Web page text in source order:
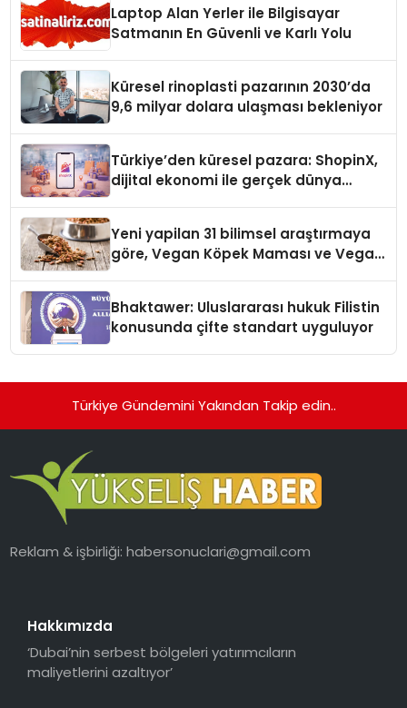
Laptop Alan Yerler ile Bilgisayar
Satmanın En Güvenli ve Karlı Yolu
Küresel rinoplasti pazarının 2030’da
9,6 milyar dolara ulaşması bekleniyor
Türkiye’den küresel pazara: ShopinX,
dijital ekonomi ile gerçek dünya
Yeni yapilan 31 bilimsel araştırmaya
göre, Vegan Köpek Maması ve Vegan
Bhaktawer: Uluslararası hukuk Filistin
konusunda çifte standart uyguluyor
Türkiye Gündemini Yakından Takip edin..
Reklam & işbirliği:habersonuclari@gmail.com
Hakkımızda
‘Dubai’nin serbest bölgeleri yatırımcıların
maliyetlerini azaltıyor’